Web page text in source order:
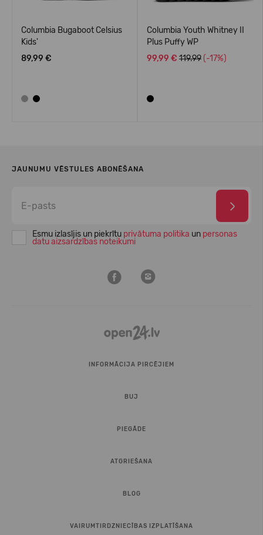
Columbia Bugaboot Celsius
Kids'
89,99 €
Columbia Youth Whitney II
Plus Puffy WP
99,99 € 119.99 (-17%)
JAUNUMU VĒSTULES ABONĒŠANA
Esmu izlasījis un piekrītu privātuma politika un personas
datu aizsardzības noteikumi
INFORMĀCIJA PIRCĒJIEM
BUJ
PIEGĀDE
ATGRIEŠANA
BLOG
VAIRUMTIRDZNIECĪBAS IZPLATĪŠANA